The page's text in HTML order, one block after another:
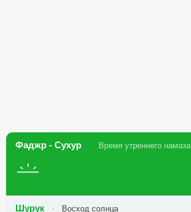
Фаджр - Сухур Время утреннего намаза
Шурук Восход солнца